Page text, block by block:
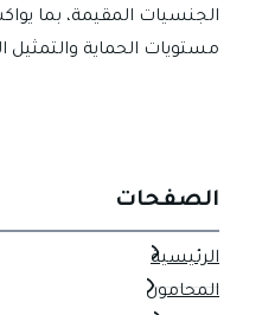
الجنسيات المقيمة، بما
مستويات الحماية والتمثيل
الصفحات
الرئيسية
المحامون